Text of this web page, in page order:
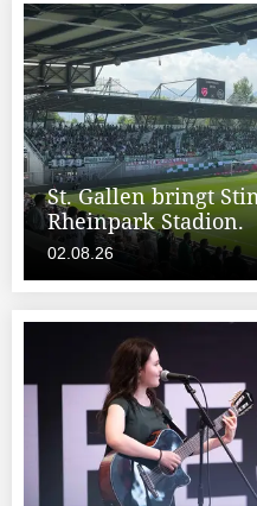
St. Gallen bringt
Rheinpark Stadion.
02.08.26